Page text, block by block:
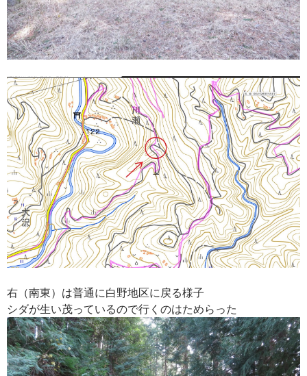
右（南東）は普通に白野地区に戻る様子
シダが生い茂っているので行くのはためらった